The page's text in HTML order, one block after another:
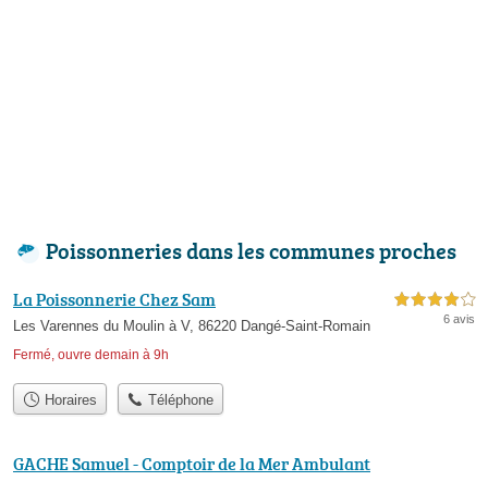
Poissonneries dans les communes proches
La Poissonnerie Chez Sam
Les Varennes du Moulin à V, 86220 Dangé-Saint-Romain
Fermé, ouvre demain à 9h
4,0 étoiles sur 5
6 avis
Horaires Téléphone
GACHE Samuel - Comptoir de la Mer Ambulant